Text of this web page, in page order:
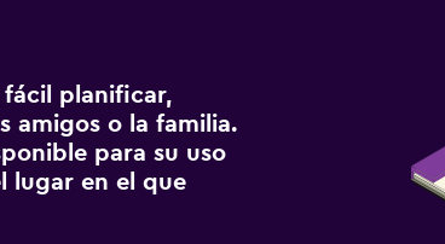
fácil planificar,
amigos o la familia.
para su uso
lugar en el que